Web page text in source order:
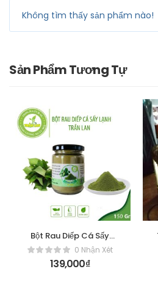
Không tìm thấy sản phẩm nào!
Sản Phẩm Tương Tự
Bột Rau Diếp Cá Sấy
Lạnh [Hộp 150gr]
0 Nhận Xét
139,000₫